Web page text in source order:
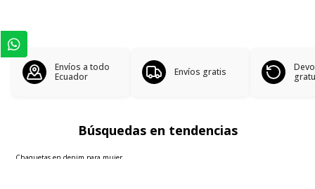
Envíos a todo
Ecuador
Envíos gratis
Búsquedas en tendencias
Chaquetas en denim para mujer